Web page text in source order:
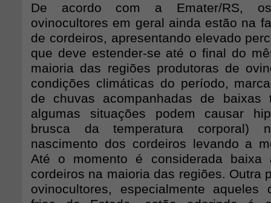
De acordo com a Emater/RS,
ovinocultores em geral ainda estão na
de cordeiros, apresentando elevado
que deve estender-se até o final do
maioria das regiões produtoras de
condições climáticas do período,
de chuvas acompanhadas de baixas
algumas situações podem causar
brusca da temperatura corporal)
nascimento dos cordeiros levando a
Até o momento é considerada baixa
cordeiros na maioria das regiões. Outra
ovinocultores, especialmente aqueles